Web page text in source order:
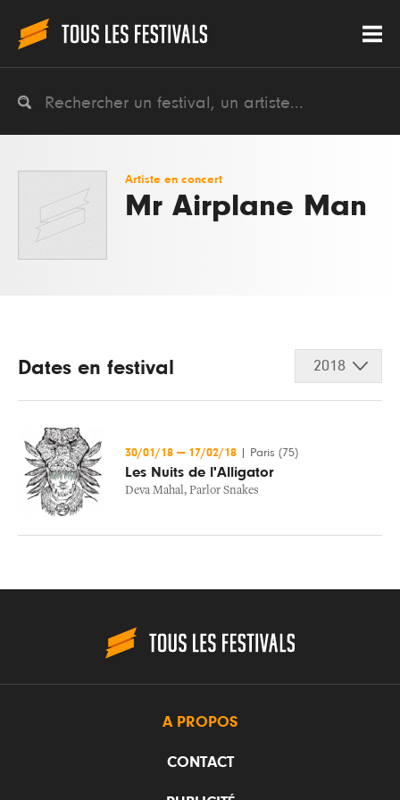
Artiste en concert
Mr Airplane Man
Dates en festival 2018
30/01/18 — 17/02/18 Paris (75)
Les Nuits de l'Alligator
Deva Mahal, Parlor Snakes
A PROPOS
CONTACT